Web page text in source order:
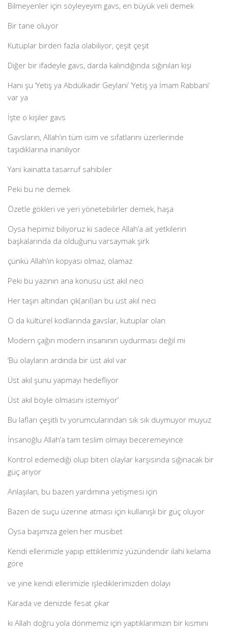
Bilmeyenler için söyleyeyim gavs, en büyük veli demek
Bir tane oluyor
Kutuplar birden fazla olabiliyor, çeşit çeşit
Diğer bir ifadeyle gavs, darda kalındığında sığınılan kişi
Hani şu ‘Yetiş ya Abdülkadir Geylani’ ‘Yetiş ya İmam Rabbani’
var ya
İşte o kişiler gavs
Gavsların, Allah’ın tüm isim ve sıfatlarını üzerlerinde
taşıdıklarına inanılıyor
Yani kainatta tasarruf sahibiler
Peki bu ne demek
Özetle gökleri ve yeri yönetebilirler demek, haşa
Oysa hepimiz biliyoruz ki sadece Allah’a ait yetkilerin
başkalarında da olduğunu varsaymak şirk
çünkü Allah’ın kopyası olmaz, olamaz
Peki bu yazının ana konusu üst akıl neci
Her taşın altından çık(arıl)an bu üst akıl neci
O da kültürel kodlarında gavslar, kutuplar olan
Modern çağın modern insanının uydurması değil mi
‘Bu olayların ardında bir üst akıl var
Üst akıl şunu yapmayı hedefliyor
Üst akıl böyle olmasını istemiyor’
Bu lafları çeşitli tv yorumcularından sık sık duymuyor muyuz
İnsanoğlu Allah’a tam teslim olmayı beceremeyince
Kontrol edemediği olup biten olaylar karşısında sığınacak bir
güç arıyor
Anlaşılan, bu bazen yardımına yetişmesi için
Bazen de suçu üzerine atması için kullanışlı bir güç oluyor
Oysa başımıza gelen her musibet
Kendi ellerimizle yapıp ettiklerimiz yüzündendir ilahi kelama
göre
ve yine kendi ellerimizle işlediklerimizden dolayı
Karada ve denizde fesat çıkar
ki Allah doğru yola dönmemiz için yaptıklarımızın bir kısmını